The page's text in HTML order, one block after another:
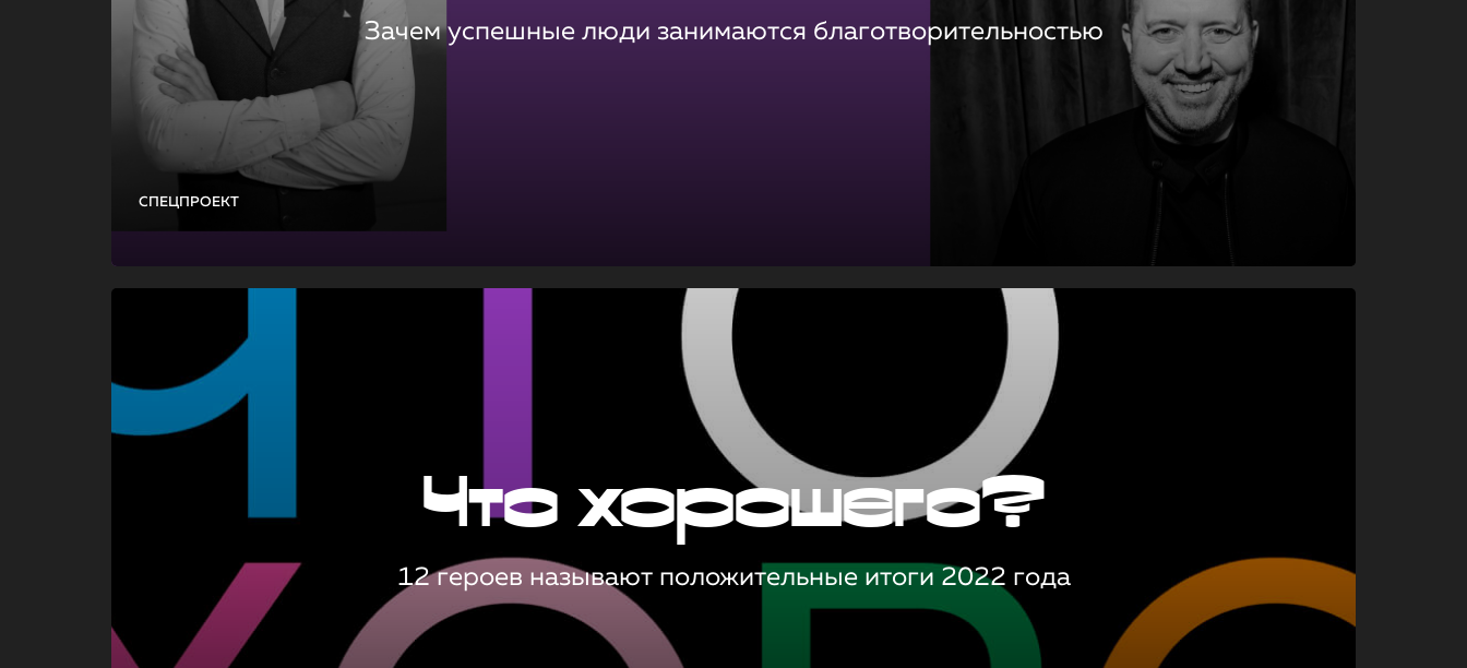
СПЕЦПРОЕКТ
Зачем успешные люди занимаются благотворительностью
Что хорошего?
12 героев называют положительные итоги 2022 года